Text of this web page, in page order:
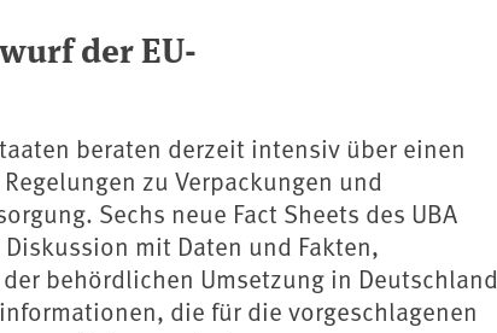
der EU-
beraten derzeit intensiv über einen
zu Verpackungen und
Sechs neue Fact Sheets des UBA
mit Daten und Fakten,
behördlichen Umsetzung in Deutschland
die für die vorgeschlagenen